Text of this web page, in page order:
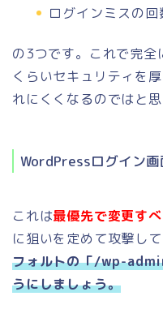
ログインミスの
の3つです。これで完全
くらいセキュリティを
れにくくなるのではと思
WordPressログイン画
これは最優先で変更す
に狙いを定めて攻撃し
フォルトの「/wp-
うにしましょう。